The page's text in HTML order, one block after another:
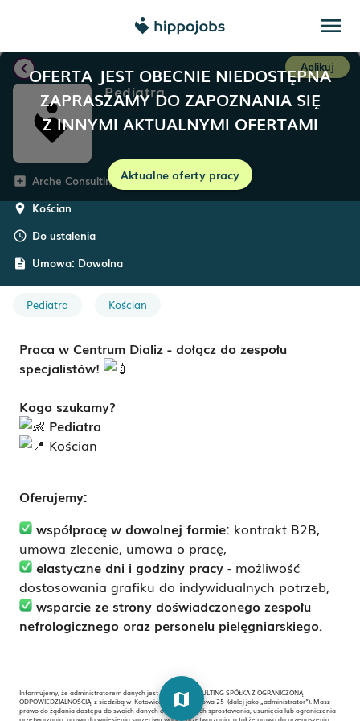
menu
OFERTA JEST OBECNIE NIEDOSTĘPNA
ZAPRASZAMY DO ZAPOZNANIA SIĘ
Z INNYMI AKTUALNYMI OFERTAMI
Aktualne oferty pracy
chevron_left Aplikuj
Pediatra
add_box Arche Consulting
room Kościan
schedule Do ustalenia
description Umowa: Dowolna
Pediatra Kościan
Praca w Centrum Dializ - dołącz do zespołu
specjalistów!
Kogo szukamy?
Pediatra
Kościan
Oferujemy:
współpracę w dowolnej formie: kontrakt B2B,
umowa zlecenie, umowa o pracę,
elastyczne dni i godziny pracy - możliwość
dostosowania grafiku do indywidualnych potrzeb,
wsparcie ze strony doświadczonego zespołu
nefrologicznego oraz personelu pielęgniarskiego.
Informujemy, że administratorem danych jest ARCHE CONSULTING SPÓŁKA Z OGRANICZONĄ
ODPOWIEDZIALNOŚCIĄ z siedzibą w Katowicach , ul. Morelowa 25 (dalej jako „administrator”). Masz
prawo do żądania dostępu do swoich danych osobowych, ich sprostowania, usunięcia lub ograniczenia
przetwarzania, prawo do wniesienia sprzeciwu wobec przetwarzania, a także prawo do przenoszenia
map